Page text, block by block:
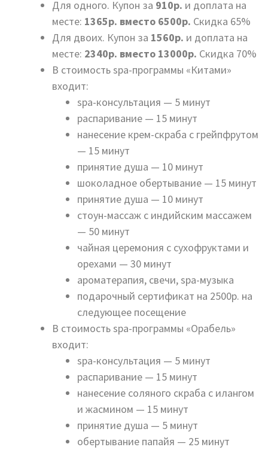
Для одного. Купон за 910р. и доплата на
месте: 1365р. вместо 6500р. Скидка 65%
Для двоих. Купон за 1560р. и доплата на
месте: 2340р. вместо 13000р. Скидка 70%
В стоимость spa-программы «Китами»
входит:
spa-консультация — 5 минут
распаривание — 15 минут
нанесение крем-скраба с грейпфрутом
— 15 минут
принятие душа — 10 минут
шоколадное обертывание — 15 минут
принятие душа — 10 минут
стоун-массаж с индийским массажем
— 50 минут
чайная церемония с сухофруктами и
орехами — 30 минут
ароматерапия, свечи, spa-музыка
подарочный сертификат на 2500р. на
следующее посещение
В стоимость spa-программы «Орабель»
входит:
spa-консультация — 5 минут
распаривание — 15 минут
нанесение соляного скраба с илангом
и жасмином — 15 минут
принятие душа — 5 минут
обертывание папайя — 25 минут